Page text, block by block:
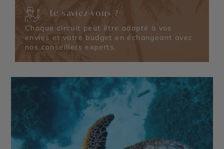
Le saviez-vous ?
Chaque circuit peut être adapté à vos
envies et votre budget en échangeant avec
nos conseillers experts.